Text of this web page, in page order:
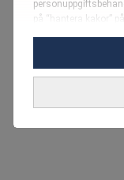
på “hantera kakor”
Du kan
Vi använder
Nödvändiga